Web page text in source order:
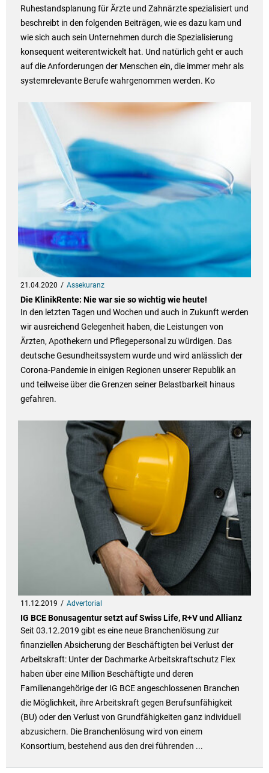
Ruhestandsplanung für Ärzte und Zahnärzte spezialisiert und
beschreibt in den folgenden Beiträgen, wie es dazu kam und
wie sich auch sein Unternehmen durch die Spezialisierung
konsequent weiterentwickelt hat. Und natürlich geht er auch
auf die Anforderungen der Menschen ein, die immer mehr als
systemrelevante Berufe wahrgenommen werden. Ko
21.04.2020 Assekuranz
Die KlinikRente: Nie war sie so wichtig wie heute!
In den letzten Tagen und Wochen und auch in Zukunft werden
wir ausreichend Gelegenheit haben, die Leistungen von
Ärzten, Apothekern und Pflegepersonal zu würdigen. Das
deutsche Gesundheitssystem wurde und wird anlässlich der
Corona-Pandemie in einigen Regionen unserer Republik an
und teilweise über die Grenzen seiner Belastbarkeit hinaus
gefahren.
11.12.2019 Advertorial
IG BCE Bonusagentur setzt auf Swiss Life, R+V und Allianz
Seit 03.12.2019 gibt es eine neue Branchenlösung zur
finanziellen Absicherung der Beschäftigten bei Verlust der
Arbeitskraft: Unter der Dachmarke Arbeitskraftschutz Flex
haben über eine Million Beschäftigte und deren
Familienangehörige der IG BCE angeschlossenen Branchen
die Möglichkeit, ihre Arbeitskraft gegen Berufsunfähigkeit
(BU) oder den Verlust von Grundfähigkeiten ganz individuell
abzusichern. Die Branchenlösung wird von einem
Konsortium, bestehend aus den drei führenden ...